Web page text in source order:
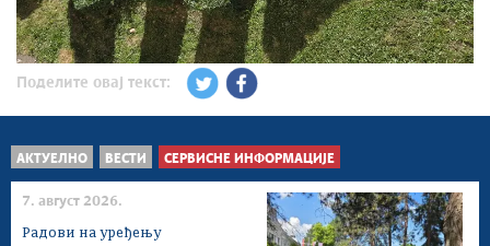
Поделите овај текст:
АКТУЕЛНО ВЕСТИ СЕРВИСНЕ ИНФОРМАЦИЈЕ
7. август 2026.
Радови на уређењу